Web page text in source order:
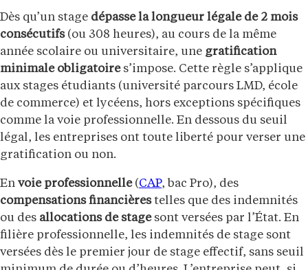
Dès qu’un stage dépasse la longueur légale de 2 mois
consécutifs(ou 308 heures), au cours de la même
année scolaire ou universitaire, une gratification
minimale obligatoires’impose. Cette règle s’applique
aux stages étudiants (université parcours LMD, école
de commerce) et lycéens, hors exceptions spécifiques
comme la voie professionnelle. En dessous du seuil
légal, les entreprises ont toute liberté pour verser une
gratification ou non.
En voie professionnelle(CAP, bac Pro), des
compensations financièrestelles que des indemnités
ou des allocations de stagesont versées par l’État. En
filière professionnelle, les indemnités de stage sont
versées dès le premier jour de stage effectif, sans seuil